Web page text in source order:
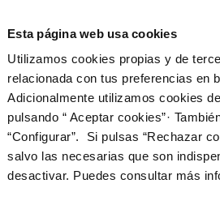
Esta página web usa cookies
Utilizamos cookies propias y de
relacionada con tus preferencias en
Adicionalmente utilizamos cookies
pulsando “ Aceptar cookies”·
“Configurar”. Si pulsas “Rechazar
salvo las necesarias que son
desactivar. Puedes consultar más
QUIÉNES SOMOS QUÉ